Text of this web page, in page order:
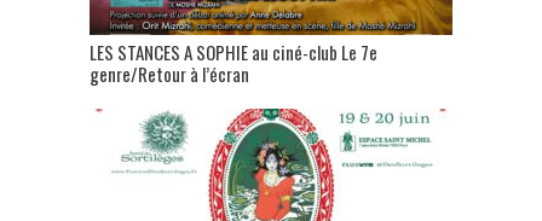
LES STANCES A SOPHIE au ciné-club Le 7e
genre/Retour à l’écran